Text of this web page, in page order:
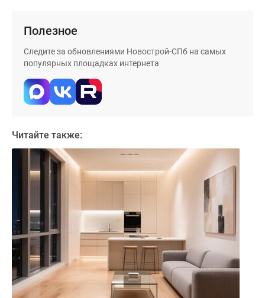
Коттеджные
Бизнес-
центры
Траншевая
Рассрочка
Полезное
Следите за обновлениями Новострой-СПб на самых
популярных площадках интернета
Читайте также: